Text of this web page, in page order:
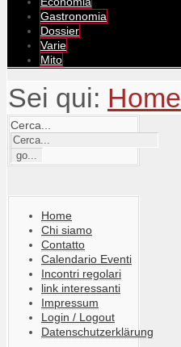
Gastronomia
Dossier
Varie
Mito
Sei qui: Home
Cerca...
Home
Chi siamo
Contatto
Calendario Eventi
Incontri regolari
link interessanti
Impressum
Login / Logout
Datenschutzerklärung